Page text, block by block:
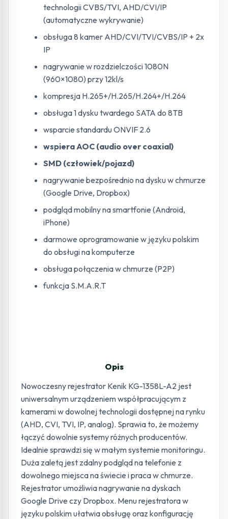
technologii CVBS/TVI, AHD/CVI/IP
(automatyczne wykrywanie)
obsługa 8 kamer AHD/CVI/TVI/CVBS/IP + 2x
IP
nagrywanie w rozdzielczości 1080N
(960×1080) przy 12kl/s
kompresja H.265+/H.265/H.264+/H.264
obsługa 1 dysku twardego SATA do 8TB
wsparcie standardu ONVIF 2.6
wspiera AOC (audio over coaxial)
SMD (człowiek/pojazd)
nagrywanie bezpośrednio na dysku w chmurze
(Google Drive, Dropbox)
podgląd mobilny na smartfonie (Android,
iPhone)
darmowe oprogramowanie w języku polskim
do obsługi na komputerze
obsługa połączenia w chmurze (P2P)
funkcja S.M.A.R.T
Opis
Nowoczesny rejestrator Kenik KG-1358L-A2 jest
uniwersalnym urządzeniem współpracującym z
kamerami w dowolnej technologii dostępnej na rynku
(AHD, CVI, TVI, IP, analog). Sprawia to, że możemy
łączyć dowolnie systemy różnych producentów.
Idealnie sprawdzi się w małym systemie monitoringu.
Duża zaletą jest zdalny podgląd na telefonie z
dowolnego miejsca na świecie i praca w chmurze.
Rejestrator umożliwia nagrywanie na dyskach
Google Drive czy Dropbox. Menu rejestratora w
języku polskim ułatwia obsługę oraz konfigurację